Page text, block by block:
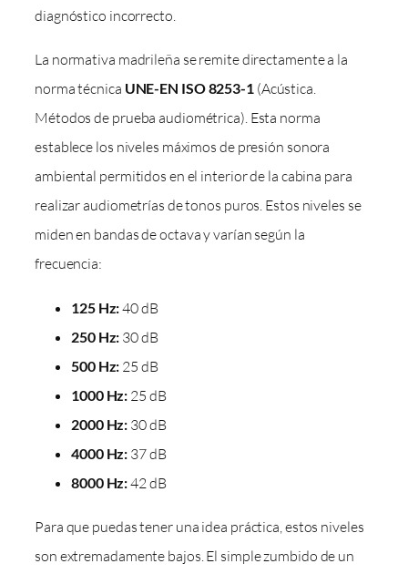
diagnóstico incorrecto.
La normativa madrileña se remite directamente a la
norma técnica UNE-EN ISO 8253-1(Acústica.
Métodos de prueba audiométrica). Esta norma
establece los niveles máximos de presión sonora
ambiental permitidos en el interior de la cabina para
realizar audiometrías de tonos puros. Estos niveles se
miden en bandas de octava y varían según la
frecuencia:
125 Hz:40 dB
250 Hz: 30 dB
500 Hz: 25 dB
1000 Hz: 25 dB
2000 Hz: 30 dB
4000 Hz: 37 dB
8000 Hz:42 dB
Para que puedas tener una idea práctica, estos niveles
son extremadamente bajos. El simple zumbido de un